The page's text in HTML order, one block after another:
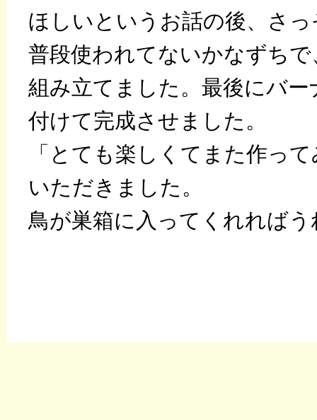
ほしいというお話の後、さ
普段使われてないかなずち
組み立てました。最後にバ
付けて完成させました。
「とても楽しくてまた作っ
いただきました。
鳥が巣箱に入ってくれれば